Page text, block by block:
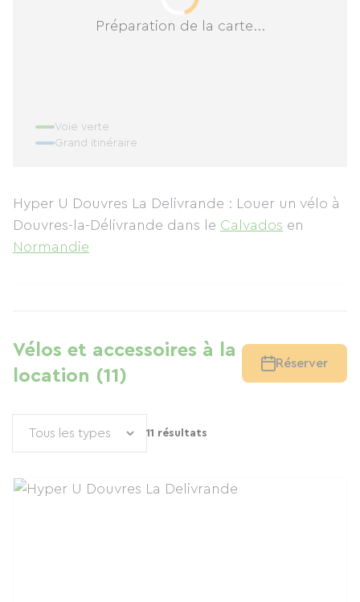
Préparation de la carte...
Voie verte
Grand itinéraire
Hyper U Douvres La Delivrande : Louer un vélo à
Douvres-la-Délivrande dans le Calvados en
Normandie
Vélos et accessoires à la
location (11)
Réserver
11 résultats